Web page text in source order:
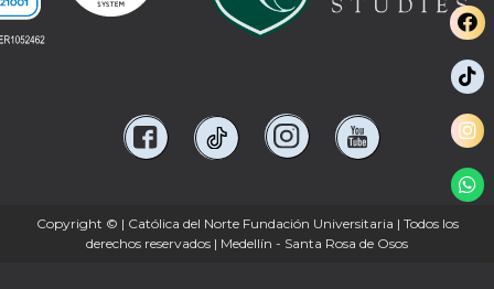
Copyright © | Católica del Norte Fundación Universitaria | Todos los
derechos reservados | Medellín - Santa Rosa de Osos